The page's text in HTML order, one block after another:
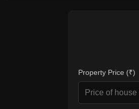
Property Price (₹)